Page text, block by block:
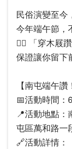
民俗演變至今
今年端午節，
👉🏻 「穿木屐
保證讓你留下
【南屯端午讚
📅活動時間：
📍活動地點
屯區萬和路一
🔗活動詳情：